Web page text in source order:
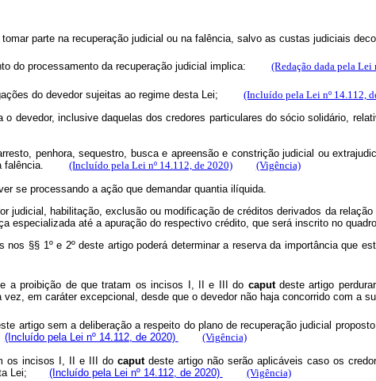
parte na recuperação judicial ou na falência, salvo as custas judiciais
do processamento da recuperação judicial implica: (Redação dada pela Lei
do devedor sujeitas ao regime desta Lei; (Incluído pela Lei nº 14.112,
o devedor, inclusive daquelas dos credores particulares do sócio solidário,
penhora, sequestro, busca e apreensão e constrição judicial ou
falência.
(Incluído pela Lei nº 14.112, de 2020)
(Vigência)
se processando a ação que demandar quantia ilíquida.
judicial, habilitação, exclusão ou modificação de créditos derivados da
especializada até a apuração do respectivo crédito, que será inscrito no
nos §§ 1º e 2º deste artigo poderá determinar a reserva da importância que
a proibição de que tratam os incisos I, II e III do caputdeste artigo
vez, em caráter excepcional, desde que o devedor não haja concorrido com a
artigo sem a deliberação a respeito do plano de recuperação judicial
(Incluído pela Lei nº 14.112, de 2020)
(Vigência)
os incisos I, II e III do caputdeste artigo não serão aplicáveis caso os
Lei; (Incluído pela Lei nº 14.112, de 2020)
(Vigência)